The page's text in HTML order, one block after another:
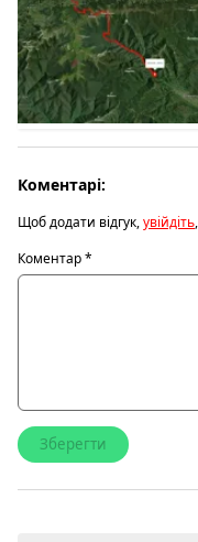
Коментарі:
Щоб додати відгук,увійдіть
Коментар*